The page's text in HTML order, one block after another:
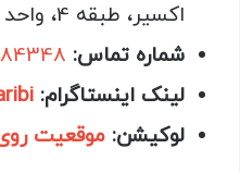
اکسیر، طبقه 4، واحد 402
شماره تماس:
لینک اینستاگرام:
لوکیشن: موقعیت